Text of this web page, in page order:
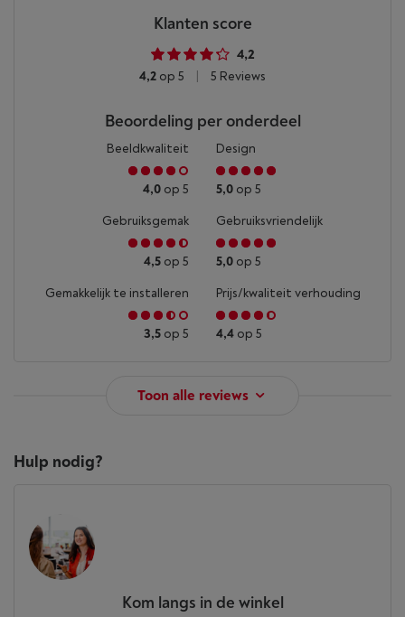
Klanten score
4,2
4,2 op 5 5 Reviews
Beoordeling per onderdeel
Beeldkwaliteit
4,0 op 5
Design
5,0 op 5
Gebruiksgemak
4,5 op 5
Gebruiksvriendelijk
5,0 op 5
Gemakkelijk te installeren
3,5 op 5
Prijs/kwaliteit verhouding
4,4 op 5
Toon alle reviews
Hulp nodig?
Kom langs in de winkel